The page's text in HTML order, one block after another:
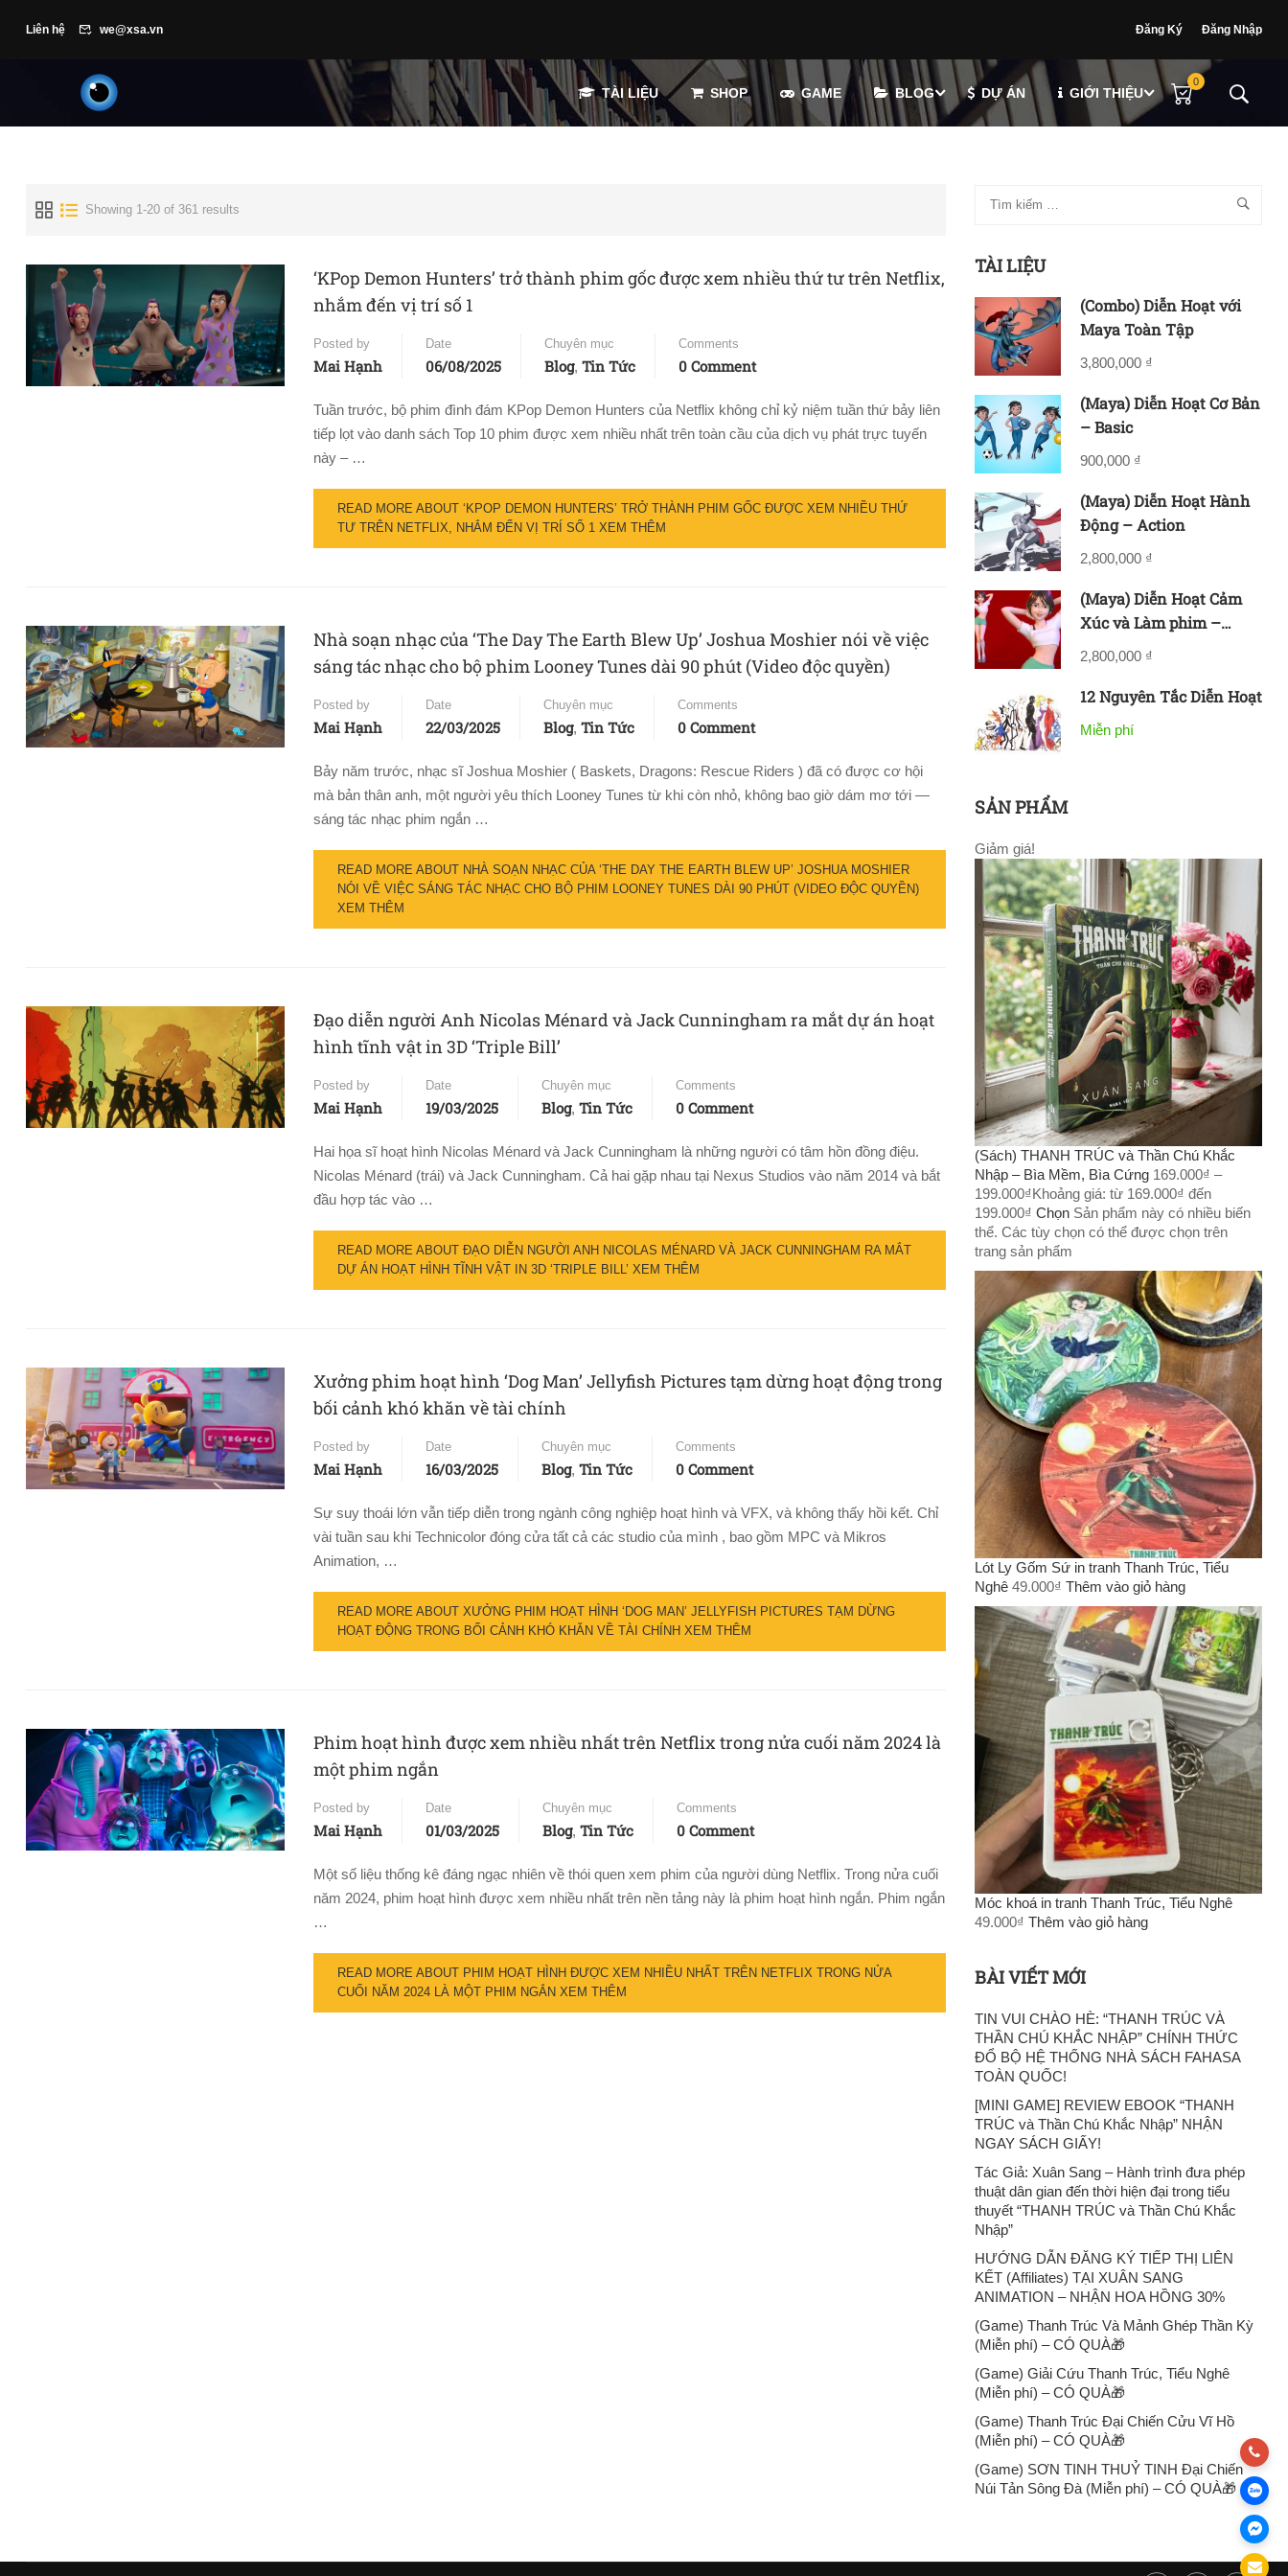
Liên hệ we@xsa.vn Đăng Ký Đăng Nhập
TÀI LIỆU SHOP GAME BLOG DỰ ÁN GIỚI THIỆU
0
Showing 1-20 of 361 results
‘KPop Demon Hunters’ trở thành phim gốc được xem nhiều thứ tư trên Netflix,
nhắm đến vị trí số 1
Posted by
Mai Hạnh
Date
06/08/2025
Chuyên mục
Blog, Tin Tức
Comments
0 Comment
Tuần trước, bộ phim đình đám KPop Demon Hunters của Netflix không chỉ kỷ niệm tuần thứ bảy liên
tiếp lọt vào danh sách Top 10 phim được xem nhiều nhất trên toàn cầu của dịch vụ phát trực tuyến
này – …
READ MORE ABOUT ‘KPOP DEMON HUNTERS’ TRỞ THÀNH PHIM GỐC ĐƯỢC XEM NHIỀU THỨ
TƯ TRÊN NETFLIX, NHẮM ĐẾN VỊ TRÍ SỐ 1 XEM THÊM
Nhà soạn nhạc của ‘The Day The Earth Blew Up’ Joshua Moshier nói về việc
sáng tác nhạc cho bộ phim Looney Tunes dài 90 phút (Video độc quyền)
Posted by
Mai Hạnh
Date
22/03/2025
Chuyên mục
Blog, Tin Tức
Comments
0 Comment
Bảy năm trước, nhạc sĩ Joshua Moshier ( Baskets, Dragons: Rescue Riders ) đã có được cơ hội
mà bản thân anh, một người yêu thích Looney Tunes từ khi còn nhỏ, không bao giờ dám mơ tới —
sáng tác nhạc phim ngắn …
READ MORE ABOUT NHÀ SOẠN NHẠC CỦA ‘THE DAY THE EARTH BLEW UP’ JOSHUA MOSHIER
NÓI VỀ VIỆC SÁNG TÁC NHẠC CHO BỘ PHIM LOONEY TUNES DÀI 90 PHÚT (VIDEO ĐỘC QUYỀN)
XEM THÊM
Đạo diễn người Anh Nicolas Ménard và Jack Cunningham ra mắt dự án hoạt
hình tĩnh vật in 3D ‘Triple Bill’
Posted by
Mai Hạnh
Date
19/03/2025
Chuyên mục
Blog, Tin Tức
Comments
0 Comment
Hai họa sĩ hoạt hình Nicolas Ménard và Jack Cunningham là những người có tâm hồn đồng điệu.
Nicolas Ménard (trái) và Jack Cunningham. Cả hai gặp nhau tại Nexus Studios vào năm 2014 và bắt
đầu hợp tác vào …
READ MORE ABOUT ĐẠO DIỄN NGƯỜI ANH NICOLAS MÉNARD VÀ JACK CUNNINGHAM RA MẮT
DỰ ÁN HOẠT HÌNH TĨNH VẬT IN 3D ‘TRIPLE BILL’ XEM THÊM
Xưởng phim hoạt hình ‘Dog Man’ Jellyfish Pictures tạm dừng hoạt động trong
bối cảnh khó khăn về tài chính
Posted by
Mai Hạnh
Date
16/03/2025
Chuyên mục
Blog, Tin Tức
Comments
0 Comment
Sự suy thoái lớn vẫn tiếp diễn trong ngành công nghiệp hoạt hình và VFX, và không thấy hồi kết. Chỉ
vài tuần sau khi Technicolor đóng cửa tất cả các studio của mình , bao gồm MPC và Mikros
Animation, …
READ MORE ABOUT XƯỞNG PHIM HOẠT HÌNH ‘DOG MAN’ JELLYFISH PICTURES TẠM DỪNG
HOẠT ĐỘNG TRONG BỐI CẢNH KHÓ KHĂN VỀ TÀI CHÍNH XEM THÊM
Phim hoạt hình được xem nhiều nhất trên Netflix trong nửa cuối năm 2024 là
một phim ngắn
Posted by
Mai Hạnh
Date
01/03/2025
Chuyên mục
Blog, Tin Tức
Comments
0 Comment
Một số liệu thống kê đáng ngạc nhiên về thói quen xem phim của người dùng Netflix. Trong nửa cuối
năm 2024, phim hoạt hình được xem nhiều nhất trên nền tảng này là phim hoạt hình ngắn. Phim ngắn
…
READ MORE ABOUT PHIM HOẠT HÌNH ĐƯỢC XEM NHIỀU NHẤT TRÊN NETFLIX TRONG NỬA
CUỐI NĂM 2024 LÀ MỘT PHIM NGẮN XEM THÊM
TÀI LIỆU
(Combo) Diễn Hoạt với
Maya Toàn Tập
3,800,000 ₫
(Maya) Diễn Hoạt Cơ Bản
– Basic
900,000 ₫
(Maya) Diễn Hoạt Hành
Động – Action
2,800,000 ₫
(Maya) Diễn Hoạt Cảm
Xúc và Làm phim –
Acting & Filmmaking
2,800,000 ₫
12 Nguyên Tắc Diễn Hoạt
Miễn phí
SẢN PHẨM
Giảm giá!
(Sách) THANH TRÚC và Thần Chú Khắc
Nhập – Bìa Mềm, Bìa Cứng 169.000₫ –
199.000₫Khoảng giá: từ 169.000₫ đến
199.000₫ Chọn Sản phẩm này có nhiều biến
thể. Các tùy chọn có thể được chọn trên
trang sản phẩm
Lót Ly Gốm Sứ in tranh Thanh Trúc, Tiểu
Nghê 49.000₫ Thêm vào giỏ hàng
Móc khoá in tranh Thanh Trúc, Tiểu Nghê
49.000₫ Thêm vào giỏ hàng
BÀI VIẾT MỚI
TIN VUI CHÀO HÈ: “THANH TRÚC VÀ
THẦN CHÚ KHẮC NHẬP” CHÍNH THỨC
ĐỔ BỘ HỆ THỐNG NHÀ SÁCH FAHASA
TOÀN QUỐC!
[MINI GAME] REVIEW EBOOK “THANH
TRÚC và Thần Chú Khắc Nhập” NHẬN
NGAY SÁCH GIẤY!
Tác Giả: Xuân Sang – Hành trình đưa phép
thuật dân gian đến thời hiện đại trong tiểu
thuyết “THANH TRÚC và Thần Chú Khắc
Nhập”
HƯỚNG DẪN ĐĂNG KÝ TIẾP THỊ LIÊN
KẾT (Affiliates) TẠI XUÂN SANG
ANIMATION – NHẬN HOA HỒNG 30%
(Game) Thanh Trúc Và Mảnh Ghép Thần Kỳ
(Miễn phí) – CÓ QUÀ🎁
(Game) Giải Cứu Thanh Trúc, Tiểu Nghê
(Miễn phí) – CÓ QUÀ🎁
(Game) Thanh Trúc Đại Chiến Cửu Vĩ Hồ
(Miễn phí) – CÓ QUÀ🎁
(Game) SƠN TINH THUỶ TINH Đại Chiến
Núi Tản Sông Đà (Miễn phí) – CÓ QUÀ🎁